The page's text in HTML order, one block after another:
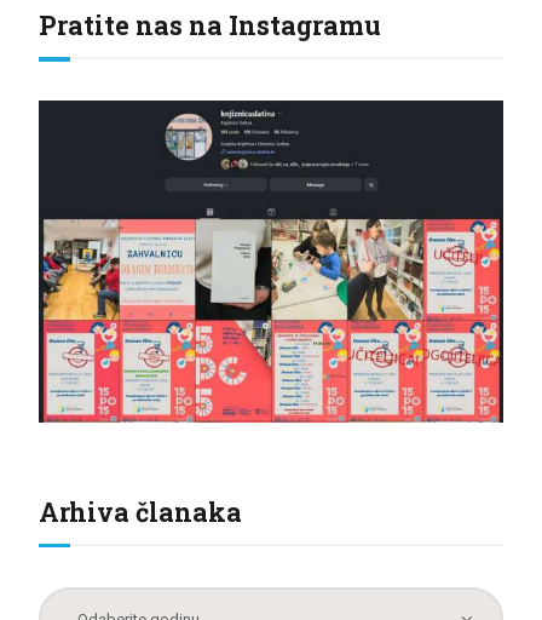
Pratite nas na Instagramu
Arhiva članaka